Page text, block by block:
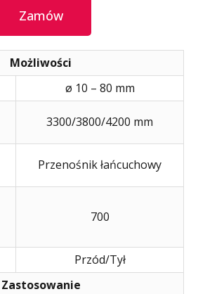
Zamów
Możliwości
ø 10 – 80 mm
3300/3800/4200 mm
Przenośnik łańcuchowy
700
Przód/Tył
Zastosowanie